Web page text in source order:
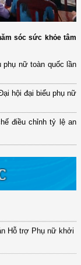
sóc sức khỏe tâm
phụ nữ toàn quốc lần
hội đại biểu phụ nữ
điều chỉnh tỷ lệ an
học, công nghệ và
QĐ-TTg ngày
mục tiêu quốc gia
NQ/TW ngày
Hỗ trợ Phụ nữ khởi